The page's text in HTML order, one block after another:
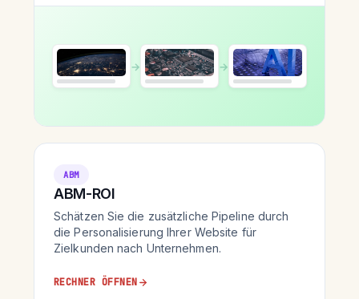
→ →
ABM
ABM-ROI
Schätzen Sie die zusätzliche Pipeline durch
die Personalisierung Ihrer Website für
Zielkunden nach Unternehmen.
RECHNER ÖFFNEN